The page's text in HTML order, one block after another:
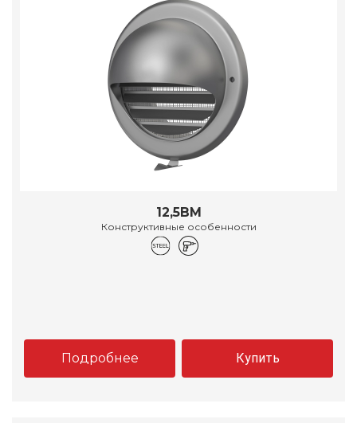
12,5ВМ
Конструктивные особенности
Подробнее Купить